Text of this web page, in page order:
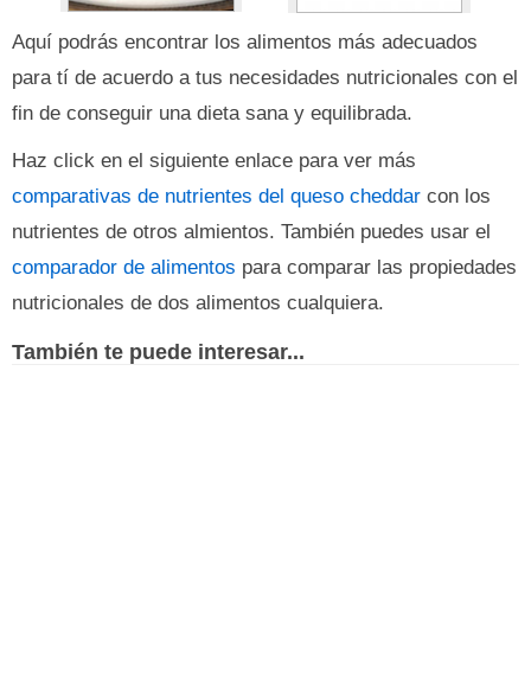
Aquí podrás encontrar los alimentos más adecuados
para tí de acuerdo a tus necesidades nutricionales con el
fin de conseguir una dieta sana y equilibrada.
Haz click en el siguiente enlace para ver más
comparativas de nutrientes del queso cheddar con los
nutrientes de otros almientos. También puedes usar el
comparador de alimentos para comparar las propiedades
nutricionales de dos alimentos cualquiera.
También te puede interesar...